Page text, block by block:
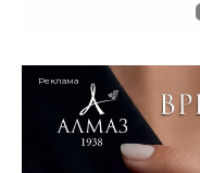
Реклама